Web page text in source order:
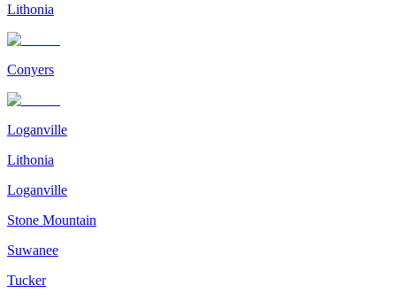
Lithonia
Conyers
Loganville
Lithonia
Loganville
Stone Mountain
Suwanee
Tucker